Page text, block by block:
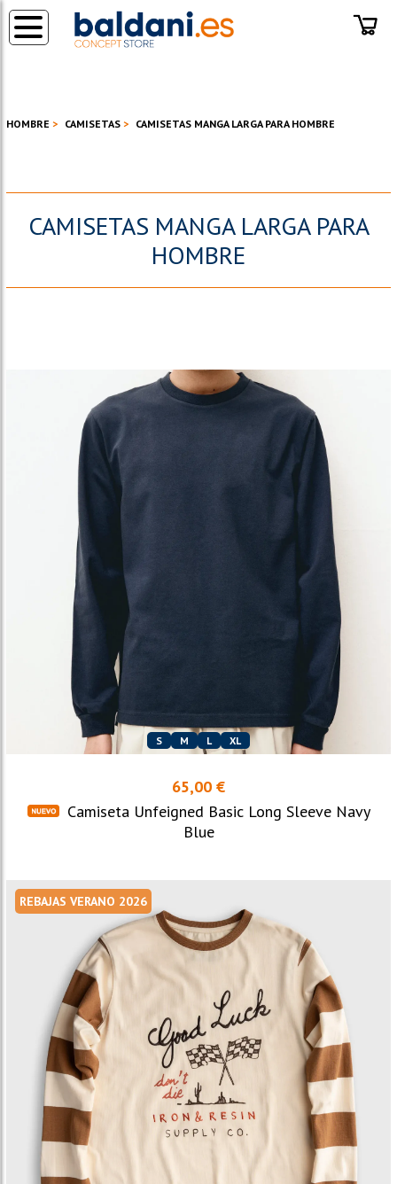
HOMBRE CAMISETAS CAMISETAS MANGA LARGA PARA HOMBRE
CAMISETAS MANGA LARGA PARA
HOMBRE
S M L XL
65,00 €
Camiseta Unfeigned Basic Long Sleeve Navy
Blue
REBAJAS VERANO 2026